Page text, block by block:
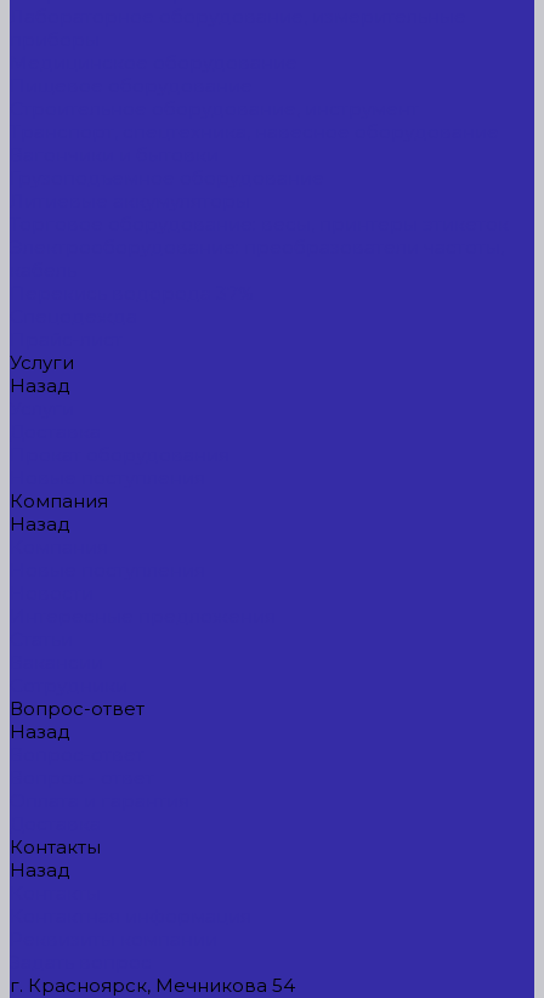
Услуги
Назад
Компания
Назад
Вопрос-ответ
Назад
Контакты
Назад
г. Красноярск, Мечникова 54